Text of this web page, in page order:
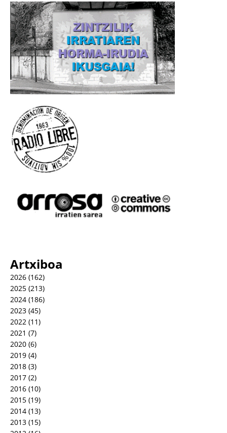
Artxiboa
2026 (162)
2025 (213)
2024 (186)
2023 (45)
2022 (11)
2021 (7)
2020 (6)
2019 (4)
2018 (3)
2017 (2)
2016 (10)
2015 (19)
2014 (13)
2013 (15)